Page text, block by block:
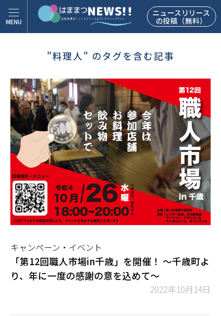
ニュースリリース
の投稿（無料）
"料理人" のタグを含む記事
キャンペーン・イベント
「第12回職人市場in千歳」を開催！ ～千歳町よ
り、年に一度の感謝の意を込めて～
2022年10月14日